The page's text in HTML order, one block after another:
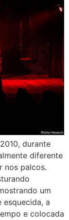
durante
diferente
nos palcos.
um
a
e colocada